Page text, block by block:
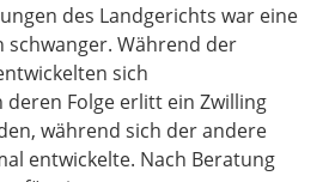
des Landgerichts war eine
schwanger. Während der
sich
deren Folge erlitt ein Zwilling
während sich der andere
entwickelte. Nach Beratung